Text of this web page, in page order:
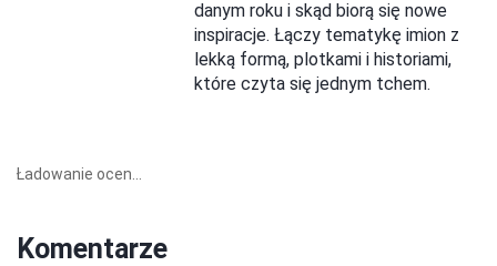
danym roku i skąd biorą się nowe
inspiracje. Łączy tematykę imion z
lekką formą, plotkami i historiami,
które czyta się jednym tchem.
Ładowanie ocen...
Komentarze